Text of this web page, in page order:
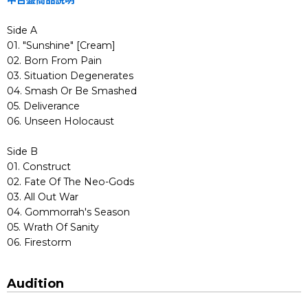
Side A
01. "Sunshine" [Cream]
02. Born From Pain
03. Situation Degenerates
04. Smash Or Be Smashed
05. Deliverance
06. Unseen Holocaust
Side B
01. Construct
02. Fate Of The Neo-Gods
03. All Out War
04. Gommorrah's Season
05. Wrath Of Sanity
06. Firestorm
Audition